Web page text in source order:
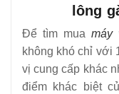
lông
Để tìm mua máy
không khó chỉ với
vị cung cấp khác
điểm khác biệt